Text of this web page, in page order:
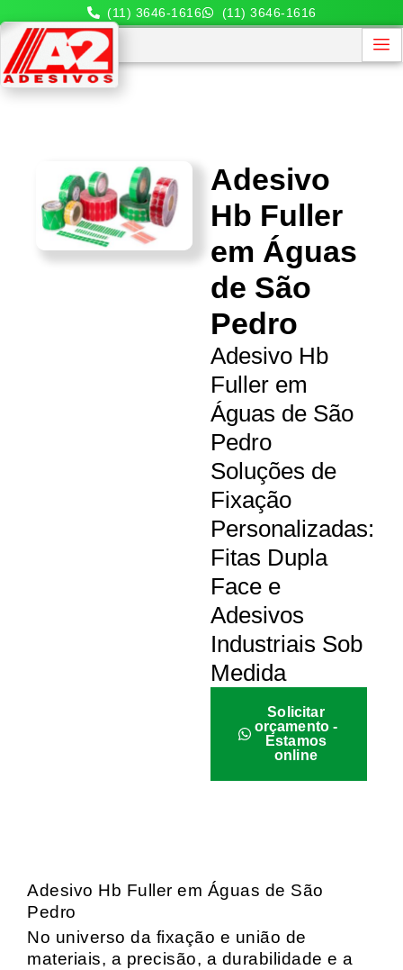
(11) 3646-1616 (11) 3646-1616
Adesivo
Hb Fuller
em Águas
de São
Pedro
Adesivo Hb
Fuller em
Águas de São
Pedro
Soluções de
Fixação
Personalizadas:
Fitas Dupla
Face e
Adesivos
Industriais Sob
Medida
Solicitar
orçamento -
Estamos
online
Adesivo Hb Fuller em Águas de São
Pedro
No universo da fixação e união de
materiais, a precisão, a durabilidade e a